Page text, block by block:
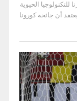
الحيوية
أن جائحة كورونا